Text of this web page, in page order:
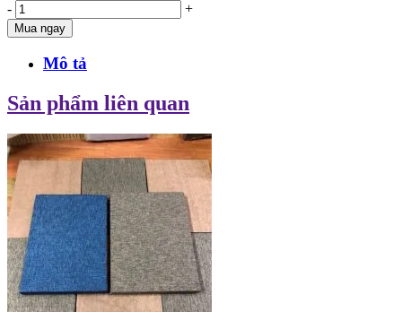
- +
Mua ngay
Mô tả
Sản phẩm liên quan